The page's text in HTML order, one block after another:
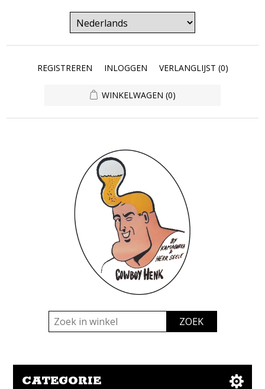
REGISTREREN INLOGGEN VERLANGLIJST (0)
WINKELWAGEN (0)
CATEGORIE